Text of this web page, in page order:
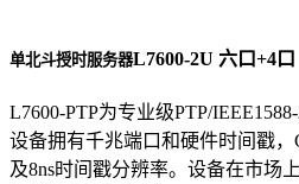
单北斗授时服务器L7600-2U 六口+4口
L7600-PTP为专业级PTP/
设备拥有千兆端口和硬件时间戳，
及8ns时间戳分辨率。设备在市场